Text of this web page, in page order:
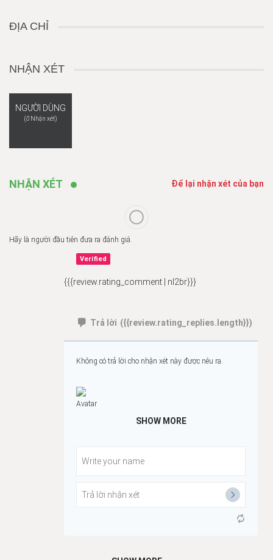
ĐỊA CHỈ
NHẬN XÉT
NGƯỜI DÙNG
(0Nhận xét)
NHẬN XÉT Để lại nhận xét của bạn
Hãy là người đầu tiên đưa ra đánh giá.
Verified
{{{review.rating_comment | nl2br}}}
Trả lời ({{review.rating_replies.length}})
Không có trả lời cho nhận xét này được nêu ra.
SHOW MORE